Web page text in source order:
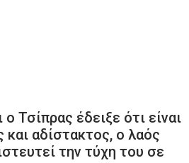
Τσίπρας έδειξε ότι είναι
και αδίστακτος, ο λαός
την τύχη του σε